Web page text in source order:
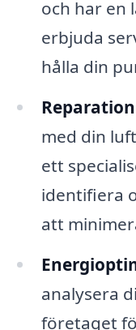
och har en
erbjuda
hålla din
med din
ett
identifiera
att
analysera
företaget